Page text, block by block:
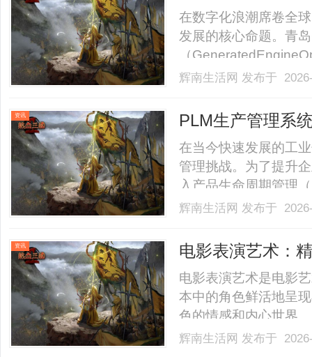
在数字化浪潮席卷全
发展的核心命题。青
（
从技术底层到用户感
与用户体验深度融合
辉南生活网 发布于
资讯 PLM生产管理系
在当今快速发展的工
管理挑战。为了提升
入产品生命周期管理
企业更好地管理产品
业可信赖的PLM生产
辉南生活网 发布于
资讯 电影表演艺术：
电影表演艺术是电影
本中的角色鲜活地呈
色的情感和内心世界
好的带动周边市场的
辉南生活网 发布于